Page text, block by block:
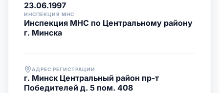
23.06.1997
ИНСПЕКЦИЯ МНС
Инспекция МНС по Центральному району
г. Минска
АДРЕС РЕГИСТРАЦИИ
г. Минск Центральный район пр-т
Победителей д. 5 пом. 408